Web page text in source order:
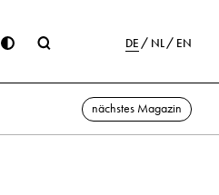
DE NL EN
nächstes Magazin